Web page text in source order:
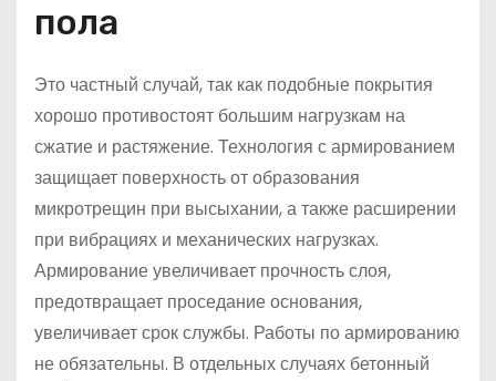
пола
Это частный случай, так как подобные покрытия
хорошо противостоят большим нагрузкам на
сжатие и растяжение. Технология с армированием
защищает поверхность от образования
микротрещин при высыхании, а также расширении
при вибрациях и механических нагрузках.
Армирование увеличивает прочность слоя,
предотвращает проседание основания,
увеличивает срок службы. Работы по армированию
не обязательны. В отдельных случаях бетонный